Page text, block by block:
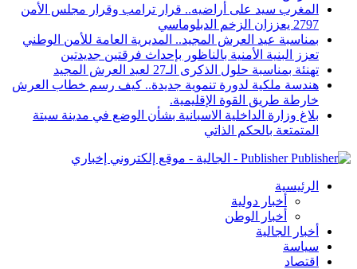
المغرب سيد على أراضيه.. قرار ترامب وقرار مجلس الأمن
2797 يعززان الزخم الدبلوماسي
بمناسبة عيد العرش المجيد.. المديرية العامة للأمن الوطني
تعزز البنية الأمنية بالناظور بإحداث فرقتين جديدتين
تهنئة بمناسبة حلول الذكرى الـ27 لعيد العرش المجيد
هندسة ملكية لدورة تنموية جديدة.. كيف رسم خطاب العرش
خارطة طريق القوة الإقليمية.
بلاغ وزارة الداخلية الاسبانية بشأن الوضع في مدينة سبتة
المتمتعة بالحكم الذاتي
Publisher - الجالية - موقع إلكتروني إخباري
الرئيسية
أخبار دولية
أخبار الوطن
أخبار الجالية
سياسة
اقتصاد